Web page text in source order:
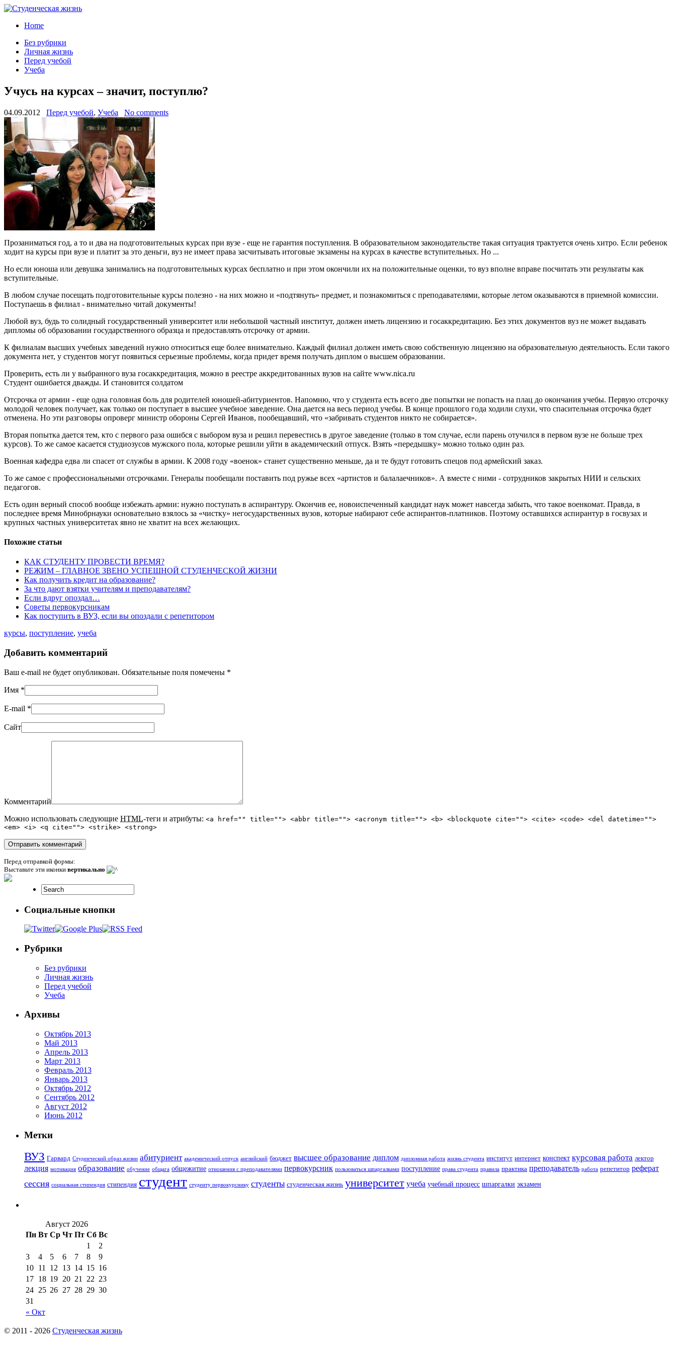
Home
Без рубрики
Личная жизнь
Перед учебой
Учеба
Учусь на курсах – значит, поступлю?
04.09.2012 Перед учебой, Учеба No comments
Прозаниматься год, а то и два на подготовительных курсах при вузе - еще не гарантия поступления. В образовательном законодательстве такая ситуация трактуется очень хитро. Если ребенок
ходит на курсы при вузе и платит за это деньги, вуз не имеет права засчитывать итоговые экзамены на курсах в качестве вступительных. Но ...
Но если юноша или девушка занимались на подготовительных курсах бесплатно и при этом окончили их на положительные оценки, то вуз вполне вправе посчитать эти результаты как
вступительные.
В любом случае посещать подготовительные курсы полезно - на них можно и «подтянуть» предмет, и познакомиться с преподавателями, которые летом оказываются в приемной комиссии.
Поступаешь в филиал - внимательно читай документы!
Любой вуз, будь то солидный государственный университет или небольшой частный институт, должен иметь лицензию и госаккредитацию. Без этих документов вуз не может выдавать
дипломы об образовании государственного образца и предоставлять отсрочку от армии.
К филиалам высших учебных заведений нужно относиться еще более внимательно. Каждый филиал должен иметь свою собственную лицензию на образовательную деятельность. Если такого
документа нет, у студентов могут появиться серьезные проблемы, когда придет время получать диплом о высшем образовании.
Проверить, есть ли у выбранного вуза госаккредитация, можно в реестре аккредитованных вузов на сайте www.nica.ru
Студент ошибается дважды. И становится солдатом
Отсрочка от армии - еще одна головная боль для родителей юношей-абитуриентов. Напомню, что у студента есть всего две попытки не попасть на плац до окончания учебы. Первую отсрочку
молодой человек получает, как только он поступает в высшее учебное заведение. Она дается на весь период учебы. В конце прошлого года ходили слухи, что спасительная отсрочка будет
отменена. Но эти разговоры опроверг министр обороны Сергей Иванов, пообещавший, что «забривать студентов никто не собирается».
Вторая попытка дается тем, кто с первого раза ошибся с выбором вуза и решил перевестись в другое заведение (только в том случае, если парень отучился в первом вузе не больше трех
курсов). То же самое касается студиозусов мужского пола, которые решили уйти в академический отпуск. Взять «передышку» можно только один раз.
Военная кафедра едва ли спасет от службы в армии. К 2008 году «военок» станет существенно меньше, да и те будут готовить спецов под армейский заказ.
То же самое с профессиональными отсрочками. Генералы пообещали поставить под ружье всех «артистов и балалаечников». А вместе с ними - сотрудников закрытых НИИ и сельских
педагогов.
Есть один верный способ вообще избежать армии: нужно поступать в аспирантуру. Окончив ее, новоиспеченный кандидат наук может навсегда забыть, что такое военкомат. Правда, в
последнее время Минобрнауки основательно взялось за «чистку» негосударственных вузов, которые набирают себе аспирантов-платников. Поэтому оставшихся аспирантур в госвузах и
крупных частных университетах явно не хватит на всех желающих.
Похожие статьи
КАК СТУДЕНТУ ПРОВЕСТИ ВРЕМЯ?
РЕЖИМ – ГЛАВНОЕ ЗВЕНО УСПЕШНОЙ СТУДЕНЧЕСКОЙ ЖИЗНИ
Как получить кредит на образование?
За что дают взятки учителям и преподавателям?
Если вдруг опоздал…
Советы первокурсникам
Как поступить в ВУЗ, если вы опоздали с репетитором
курсы, поступление, учеба
Добавить комментарий
Ваш e-mail не будет опубликован. Обязательные поля помечены *
Имя *
E-mail *
Сайт
Комментарий
Можно использовать следующие HTML-теги и атрибуты: <a href="" title=""> <abbr title=""> <acronym title=""> <b> <blockquote cite=""> <cite> <code> <del datetime="">
<em> <i> <q cite=""> <strike> <strong>
Перед отправкой формы:
Выставьте эти иконки вертикально
Социальные кнопки
Рубрики
Без рубрики
Личная жизнь
Перед учебой
Учеба
Архивы
Октябрь 2013
Май 2013
Апрель 2013
Март 2013
Февраль 2013
Январь 2013
Октябрь 2012
Сентябрь 2012
Август 2012
Июнь 2012
Метки
ВУЗ Гарвард Студенческий образ жизни абитуриент академический отпуск английский бюджет высшее образование диплом дипломная работа жизнь студента институт интернет конспект курсовая работа лектор
лекция мотивация образование обучение общага общежитие отношения с преподавателями первокурсник пользоваться шпаргалками поступление права студента правила практика преподаватель работа репетитор реферат
сессия социальная стипендия стипендия студент студенту первокурснику студенты студенческая жизнь университет учеба учебный процесс шпаргалки экзамен
Август 2026
Пн Вт Ср Чт Пт Сб Вс
« Окт
1
2
3
4 5 6 7 8
9
10 11 12 13 14 15 16
17 18 19 20 21 22 23
24 25 26 27 28 29 30
31
© 2011 - 2026 Студенческая жизнь